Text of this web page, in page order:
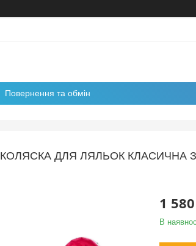
Повернення та обмін
КОЛЯСКА ДЛЯ ЛЯЛЬОК КЛАСИЧНА З
1
В